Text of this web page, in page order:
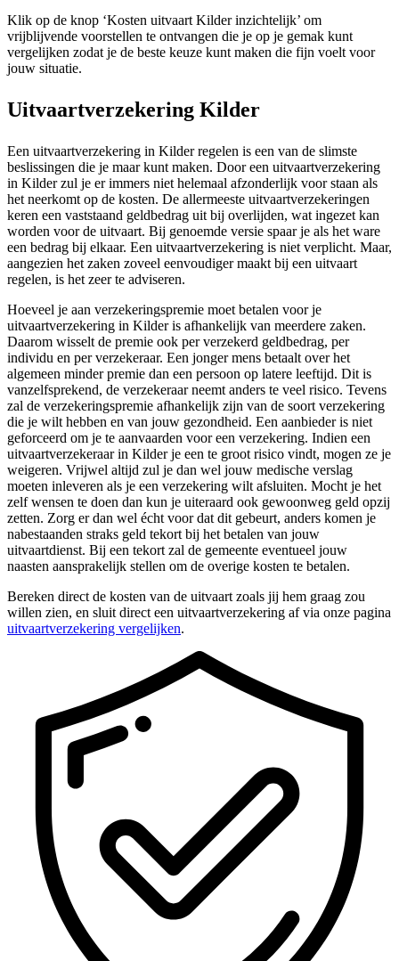
Klik op de knop ‘Kosten uitvaart Kilder inzichtelijk’ om
vrijblijvende voorstellen te ontvangen die je op je gemak kunt
vergelijken zodat je de beste keuze kunt maken die fijn voelt voor
jouw situatie.
Uitvaartverzekering Kilder
Een uitvaartverzekering in Kilder regelen is een van de slimste
beslissingen die je maar kunt maken. Door een uitvaartverzekering
in Kilder zul je er immers niet helemaal afzonderlijk voor staan als
het neerkomt op de kosten. De allermeeste uitvaartverzekeringen
keren een vaststaand geldbedrag uit bij overlijden, wat ingezet kan
worden voor de uitvaart. Bij genoemde versie spaar je als het ware
een bedrag bij elkaar. Een uitvaartverzekering is niet verplicht. Maar,
aangezien het zaken zoveel eenvoudiger maakt bij een uitvaart
regelen, is het zeer te adviseren.
Hoeveel je aan verzekeringspremie moet betalen voor je
uitvaartverzekering in Kilder is afhankelijk van meerdere zaken.
Daarom wisselt de premie ook per verzekerd geldbedrag, per
individu en per verzekeraar. Een jonger mens betaalt over het
algemeen minder premie dan een persoon op latere leeftijd. Dit is
vanzelfsprekend, de verzekeraar neemt anders te veel risico. Tevens
zal de verzekeringspremie afhankelijk zijn van de soort verzekering
die je wilt hebben en van jouw gezondheid. Een aanbieder is niet
geforceerd om je te aanvaarden voor een verzekering. Indien een
uitvaartverzekeraar in Kilder je een te groot risico vindt, mogen ze je
weigeren. Vrijwel altijd zul je dan wel jouw medische verslag
moeten inleveren als je een verzekering wilt afsluiten. Mocht je het
zelf wensen te doen dan kun je uiteraard ook gewoonweg geld opzij
zetten. Zorg er dan wel écht voor dat dit gebeurt, anders komen je
nabestaanden straks geld tekort bij het betalen van jouw
uitvaartdienst. Bij een tekort zal de gemeente eventueel jouw
naasten aansprakelijk stellen om de overige kosten te betalen.
Bereken direct de kosten van de uitvaart zoals jij hem graag zou
willen zien, en sluit direct een uitvaartverzekering af via onze pagina
uitvaartverzekering vergelijken.